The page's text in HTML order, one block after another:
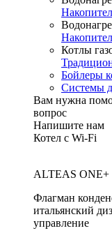
Котлы
Бойлеры
Системы
Вам нужна
вопрос
Напишите нам
Котел с Wi-Fi
ALTEAS ONE+
Флагман
итальянский
управление